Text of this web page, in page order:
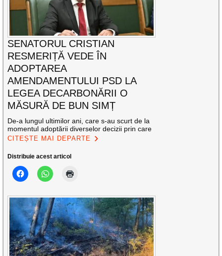
SENATORUL CRISTIAN
RESMERIȚĂ VEDE ÎN
ADOPTAREA
AMENDAMENTULUI PSD LA
LEGEA DECARBONĂRII O
MĂSURĂ DE BUN SIMȚ
De-a lungul ultimilor ani, care s-au scurt de la
momentul adoptării diverselor decizii prin care
CITEȘTE MAI DEPARTE
Distribuie acest articol